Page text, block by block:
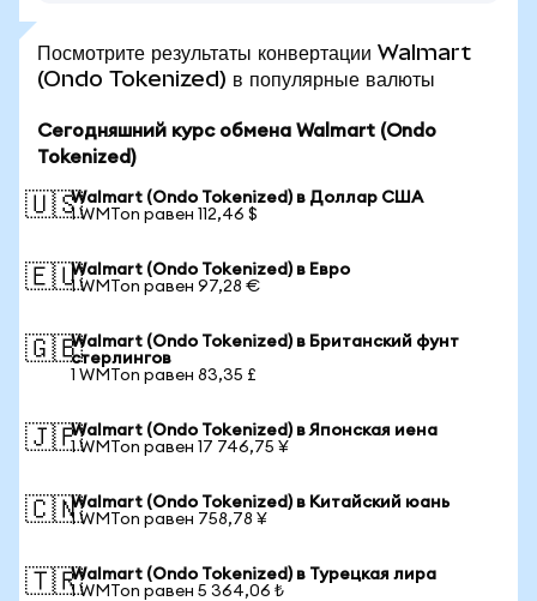
Посмотрите результаты конвертации Walmart
(Ondo Tokenized) в популярные валюты
Сегодняшний курс обмена Walmart (Ondo
Tokenized)
🇺🇸Walmart (Ondo Tokenized) в Доллар США
1 WMTon равен 112,46 $
🇪🇺Walmart (Ondo Tokenized) в Евро
1 WMTon равен 97,28 €
🇬🇧Walmart (Ondo Tokenized) в Британский фунт
стерлингов
1 WMTon равен 83,35 £
🇯🇵Walmart (Ondo Tokenized) в Японская иена
1 WMTon равен 17 746,75 ¥
🇨🇳Walmart (Ondo Tokenized) в Китайский юань
1 WMTon равен 758,78 ¥
🇹🇷Walmart (Ondo Tokenized) в Турецкая лира
1 WMTon равен 5 364,06 ₺